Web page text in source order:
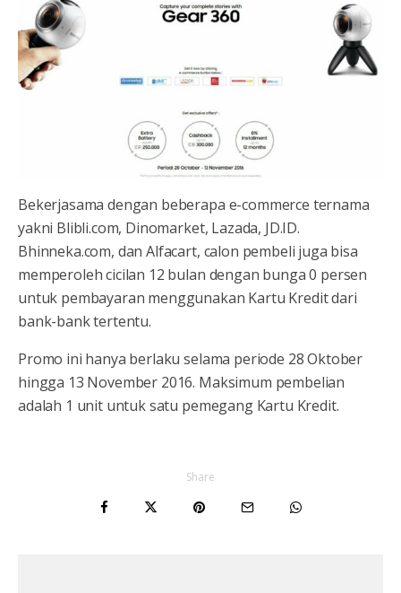
Bekerjasama dengan beberapa e-commerce ternama
yakni Blibli.com, Dinomarket, Lazada, JD.ID.
Bhinneka.com, dan Alfacart, calon pembeli juga bisa
memperoleh cicilan 12 bulan dengan bunga 0 persen
untuk pembayaran menggunakan Kartu Kredit dari
bank-bank tertentu.
Promo ini hanya berlaku selama periode 28 Oktober
hingga 13 November 2016. Maksimum pembelian
adalah 1 unit untuk satu pemegang Kartu Kredit.
Share